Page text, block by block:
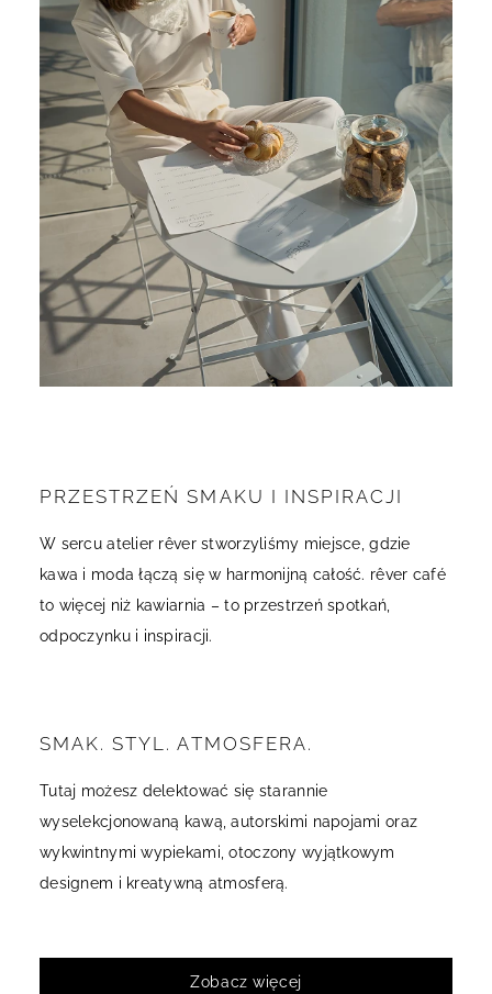
PRZESTRZEŃ SMAKU I INSPIRACJI
W sercu atelier rêver stworzyliśmy miejsce, gdzie
kawa i moda łączą się w harmonijną całość. rêver café
to więcej niż kawiarnia – to przestrzeń spotkań,
odpoczynku i inspiracji.
SMAK. STYL. ATMOSFERA.
Tutaj możesz delektować się starannie
wyselekcjonowaną kawą, autorskimi napojami oraz
wykwintnymi wypiekami, otoczony wyjątkowym
designem i kreatywną atmosferą.
Zobacz więcej